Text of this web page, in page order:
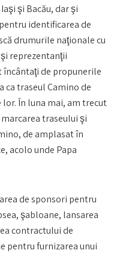
şi Bacău, dar şi
identificarea de
drumurile naţionale cu
reprezentanţii
de propunerile
ca traseul Camino de
În luna mai, am trecut
traseului şi
de amplasat în
acolo unde Papa
de sponsori pentru
şabloane, lansarea
contractului de
pentru furnizarea unui